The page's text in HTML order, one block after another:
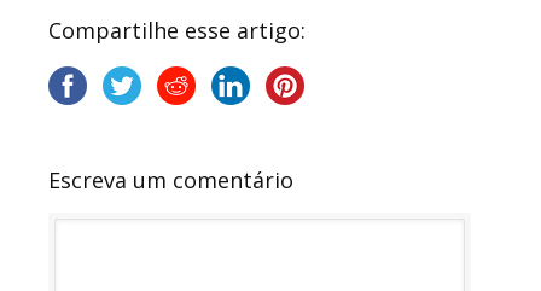
Compartilhe esse artigo:
Escreva um comentário